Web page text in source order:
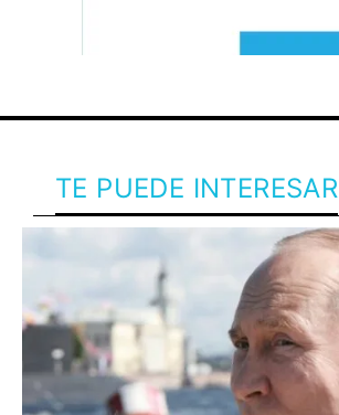
TE PUEDE INTERESAR